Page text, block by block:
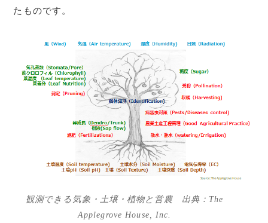
たものです。
観測できる気象・土壌・植物と営農 出典：The
Applegrove House, Inc.